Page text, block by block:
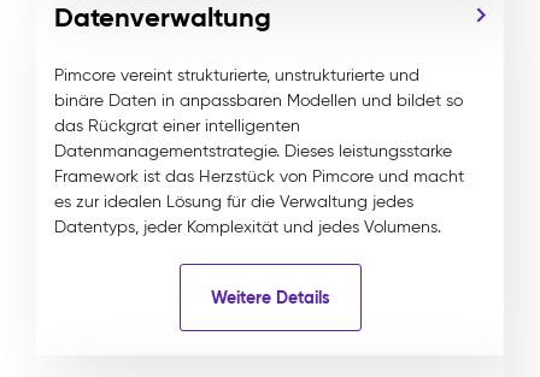
Datenverwaltung
Pimcore vereint strukturierte, unstrukturierte und
binäre Daten in anpassbaren Modellen und bildet so
das Rückgrat einer intelligenten
Datenmanagementstrategie. Dieses leistungsstarke
Framework ist das Herzstück von Pimcore und macht
es zur idealen Lösung für die Verwaltung jedes
Datentyps, jeder Komplexität und jedes Volumens.
Weitere Details